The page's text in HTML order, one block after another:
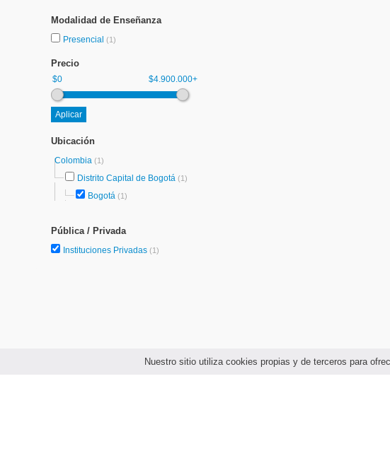
Nuestro sitio utiliza cookies propias y de terceros para
Modalidad de Enseñanza
Presencial (1)
Precio
$0 $4.900.000+
Ubicación
Colombia (1)
Distrito Capital de Bogotá (1)
Bogotá (1)
Pública / Privada
Instituciones Privadas (1)